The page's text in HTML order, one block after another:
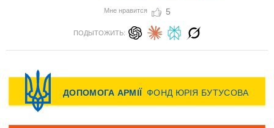
Мне нравится 5
ПОДЫТОЖИТЬ: